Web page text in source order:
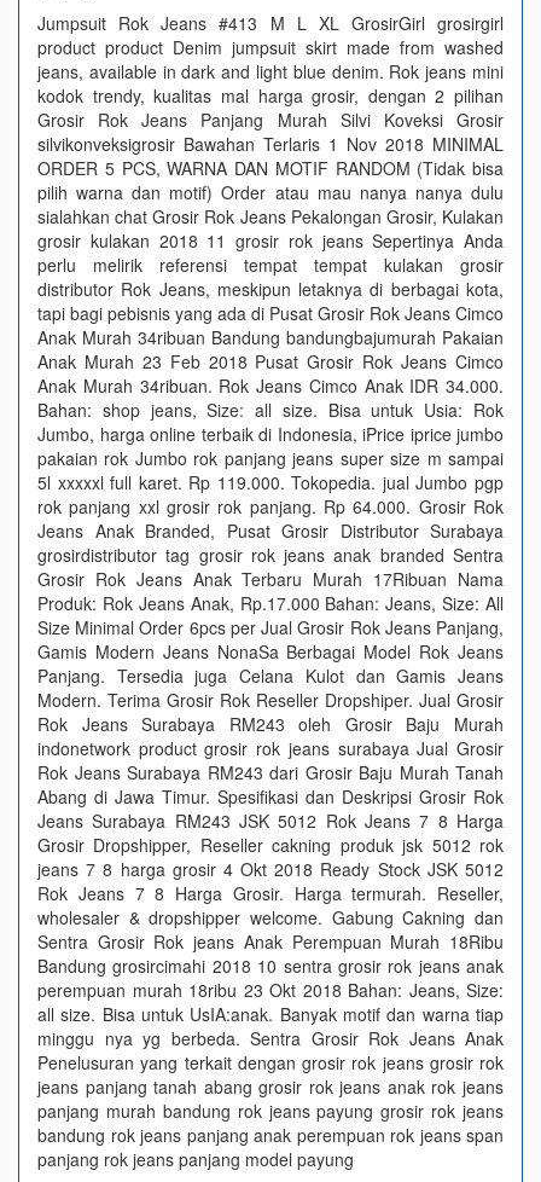
Jumpsuit Rok Jeans #413 M L XL GrosirGirl grosirgirl
product product Denim jumpsuit skirt made from washed
jeans, available in dark and light blue denim. Rok jeans mini
kodok trendy, kualitas mal harga grosir, dengan 2 pilihan
Grosir Rok Jeans Panjang Murah Silvi Koveksi Grosir
silvikonveksigrosir Bawahan Terlaris 1 Nov 2018 MINIMAL
ORDER 5 PCS, WARNA DAN MOTIF RANDOM (Tidak bisa
pilih warna dan motif) Order atau mau nanya nanya dulu
sialahkan chat Grosir Rok Jeans Pekalongan Grosir, Kulakan
grosir kulakan 2018 11 grosir rok jeans Sepertinya Anda
perlu melirik referensi tempat tempat kulakan grosir
distributor Rok Jeans, meskipun letaknya di berbagai kota,
tapi bagi pebisnis yang ada di Pusat Grosir Rok Jeans Cimco
Anak Murah 34ribuan Bandung bandungbajumurah Pakaian
Anak Murah 23 Feb 2018 Pusat Grosir Rok Jeans Cimco
Anak Murah 34ribuan. Rok Jeans Cimco Anak IDR 34.000.
Bahan: shop jeans, Size: all size. Bisa untuk Usia: Rok
Jumbo, harga online terbaik di Indonesia, iPrice iprice jumbo
pakaian rok Jumbo rok panjang jeans super size m sampai
5l xxxxxl full karet. Rp 119.000. Tokopedia. jual Jumbo pgp
rok panjang xxl grosir rok panjang. Rp 64.000. Grosir Rok
Jeans Anak Branded, Pusat Grosir Distributor Surabaya
grosirdistributor tag grosir rok jeans anak branded Sentra
Grosir Rok Jeans Anak Terbaru Murah 17Ribuan Nama
Produk: Rok Jeans Anak, Rp.17.000 Bahan: Jeans, Size: All
Size Minimal Order 6pcs per Jual Grosir Rok Jeans Panjang,
Gamis Modern Jeans NonaSa Berbagai Model Rok Jeans
Panjang. Tersedia juga Celana Kulot dan Gamis Jeans
Modern. Terima Grosir Rok Reseller Dropshiper. Jual Grosir
Rok Jeans Surabaya RM243 oleh Grosir Baju Murah
indonetwork product grosir rok jeans surabaya Jual Grosir
Rok Jeans Surabaya RM243 dari Grosir Baju Murah Tanah
Abang di Jawa Timur. Spesifikasi dan Deskripsi Grosir Rok
Jeans Surabaya RM243 JSK 5012 Rok Jeans 7 8 Harga
Grosir Dropshipper, Reseller cakning produk jsk 5012 rok
jeans 7 8 harga grosir 4 Okt 2018 Ready Stock JSK 5012
Rok Jeans 7 8 Harga Grosir. Harga termurah. Reseller,
wholesaler & dropshipper welcome. Gabung Cakning dan
Sentra Grosir Rok jeans Anak Perempuan Murah 18Ribu
Bandung grosircimahi 2018 10 sentra grosir rok jeans anak
perempuan murah 18ribu 23 Okt 2018 Bahan: Jeans, Size:
all size. Bisa untuk UsIA:anak. Banyak motif dan warna tiap
minggu nya yg berbeda. Sentra Grosir Rok Jeans Anak
Penelusuran yang terkait dengan grosir rok jeans grosir rok
jeans panjang tanah abang grosir rok jeans anak rok jeans
panjang murah bandung rok jeans payung grosir rok jeans
bandung rok jeans panjang anak perempuan rok jeans span
panjang rok jeans panjang model payung